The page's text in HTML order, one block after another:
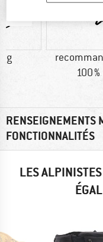
g
100 %
RENSEIGNEMENTS
FONCTIONNALITÉS
LES